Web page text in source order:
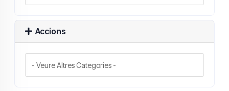
Accions